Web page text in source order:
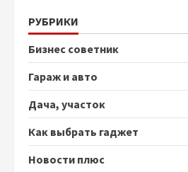
РУБРИКИ
Бизнес советник
Гараж и авто
Дача, участок
Как выбрать гаджет
Новости плюс